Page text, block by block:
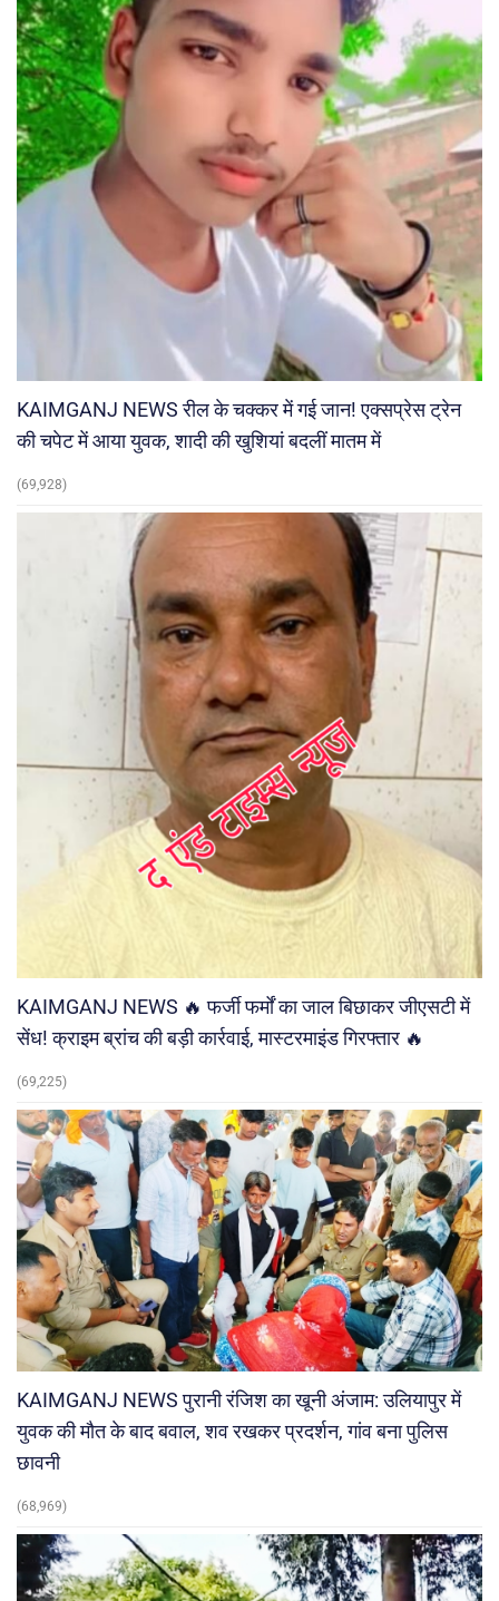
KAIMGANJ NEWS रील के चक्कर में गई जान! एक्सप्रेस ट्रेन
की चपेट में आया युवक, शादी की खुशियां बदलीं मातम में
(69,928)
KAIMGANJ NEWS 🔥 फर्जी फर्मों का जाल बिछाकर जीएसटी में
सेंध! क्राइम ब्रांच की बड़ी कार्रवाई, मास्टरमाइंड गिरफ्तार 🔥
(69,225)
KAIMGANJ NEWS पुरानी रंजिश का खूनी अंजाम: उलियापुर में
युवक की मौत के बाद बवाल, शव रखकर प्रदर्शन, गांव बना पुलिस
छावनी
(68,969)